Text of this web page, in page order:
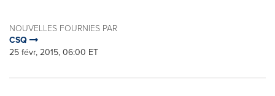
NOUVELLES FOURNIES PAR
CSQ
25 févr, 2015, 06:00 ET